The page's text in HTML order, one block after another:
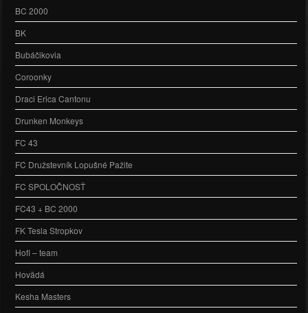
BC 2000
BK
Bubáčikovia
Coroonky
Draci Erica Cantonu
Drunken Monkeys
FC 43
FC Družstevník Lopušné Pažite
FC SPOLOČNOSŤ
FC43 + BC 2000
FK Tesla Stropkov
Hofi – team
Hovädá
Kesha Masters